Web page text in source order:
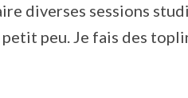
diverses sessions
peu. Je fais des